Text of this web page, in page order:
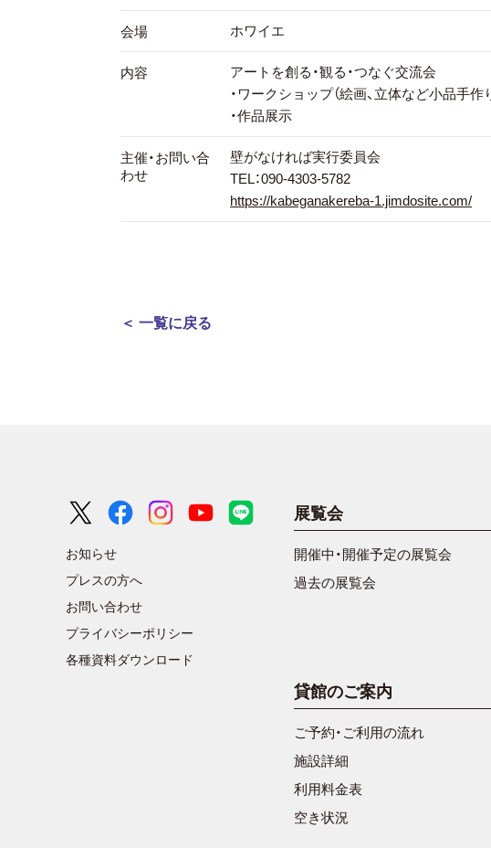
会場 ホワイエ
内容
アートを創る・観る・つなぐ交流会
・ワークショップ（絵画、立体など小品手作
・作品展示
主催・お問い合
わせ
壁がなければ実行委員会
TEL：090-4303-5782
https://kabeganakereba-1.jimdosite.com/
＜ 一覧に戻る
お知らせ
プレスの方へ
お問い合わせ
プライバシーポリシー
各種資料ダウンロード
展覧会
開催中・開催予定の展覧会
過去の展覧会
貸館のご案内
ご予約・ご利用の流れ
施設詳細
利用料金表
空き状況